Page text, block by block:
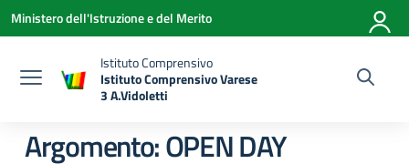
Vai ai contenuti
Vai al menu di navigazione
Vai al footer
Ministero dell'Istruzione e del Merito
Istituto Comprensivo
Istituto Comprensivo Varese
3 A.Vidoletti
Argomento: OPEN DAY